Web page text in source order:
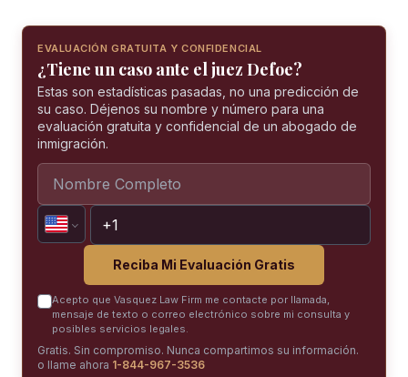
EVALUACIÓN GRATUITA Y CONFIDENCIAL
¿Tiene un caso ante el juez Defoe?
Estas son estadísticas pasadas, no una predicción de
su caso. Déjenos su nombre y número para una
evaluación gratuita y confidencial de un abogado de
inmigración.
Reciba Mi Evaluación Gratis
Acepto que Vasquez Law Firm me contacte por llamada,
mensaje de texto o correo electrónico sobre mi consulta y
posibles servicios legales.
Gratis. Sin compromiso. Nunca compartimos su información.
o llame ahora 1-844-967-3536